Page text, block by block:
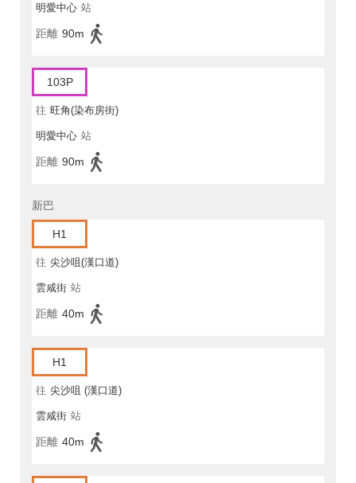
明愛中心 站
距離 90m
103P
往 旺角(染布房街)
明愛中心 站
距離 90m
新巴
H1
往 尖沙咀(漢口道)
雲咸街 站
距離 40m
H1
往 尖沙咀 (漢口道)
雲咸街 站
距離 40m